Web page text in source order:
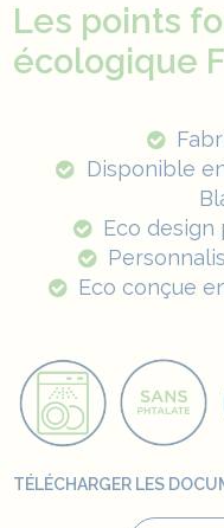
Les points
écologique
Disponible
Eco design
Eco conçue
TÉLÉCHARGER LES